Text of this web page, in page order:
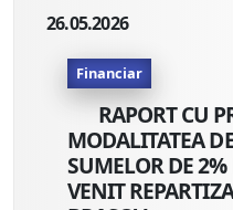
26.05.2026
Financiar
RAPORT CU
MODALITATEA
SUMELOR DE
VENIT